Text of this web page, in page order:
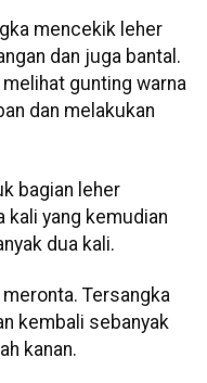
mencekik leher
dan juga bantal.
gunting warna
dan melakukan
bagian leher
kali yang kemudian
dua kali.
Tersangka
kembali sebanyak
kanan.